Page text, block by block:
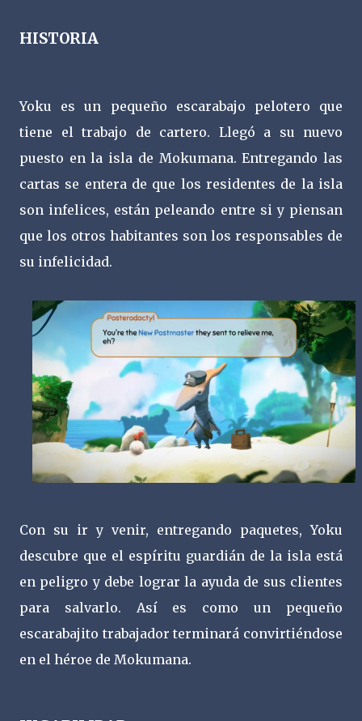
HISTORIA
Yoku es un pequeño escarabajo pelotero que
tiene el trabajo de cartero. Llegó a su nuevo
puesto en la isla de Mokumana. Entregando las
cartas se entera de que los residentes de la isla
son infelices, están peleando entre si y piensan
que los otros habitantes son los responsables de
su infelicidad.
Con su ir y venir, entregando paquetes, Yoku
descubre que el espíritu guardián de la isla está
en peligro y debe lograr la ayuda de sus clientes
para salvarlo. Así es como un pequeño
escarabajito trabajador terminará convirtiéndose
en el héroe de Mokumana.